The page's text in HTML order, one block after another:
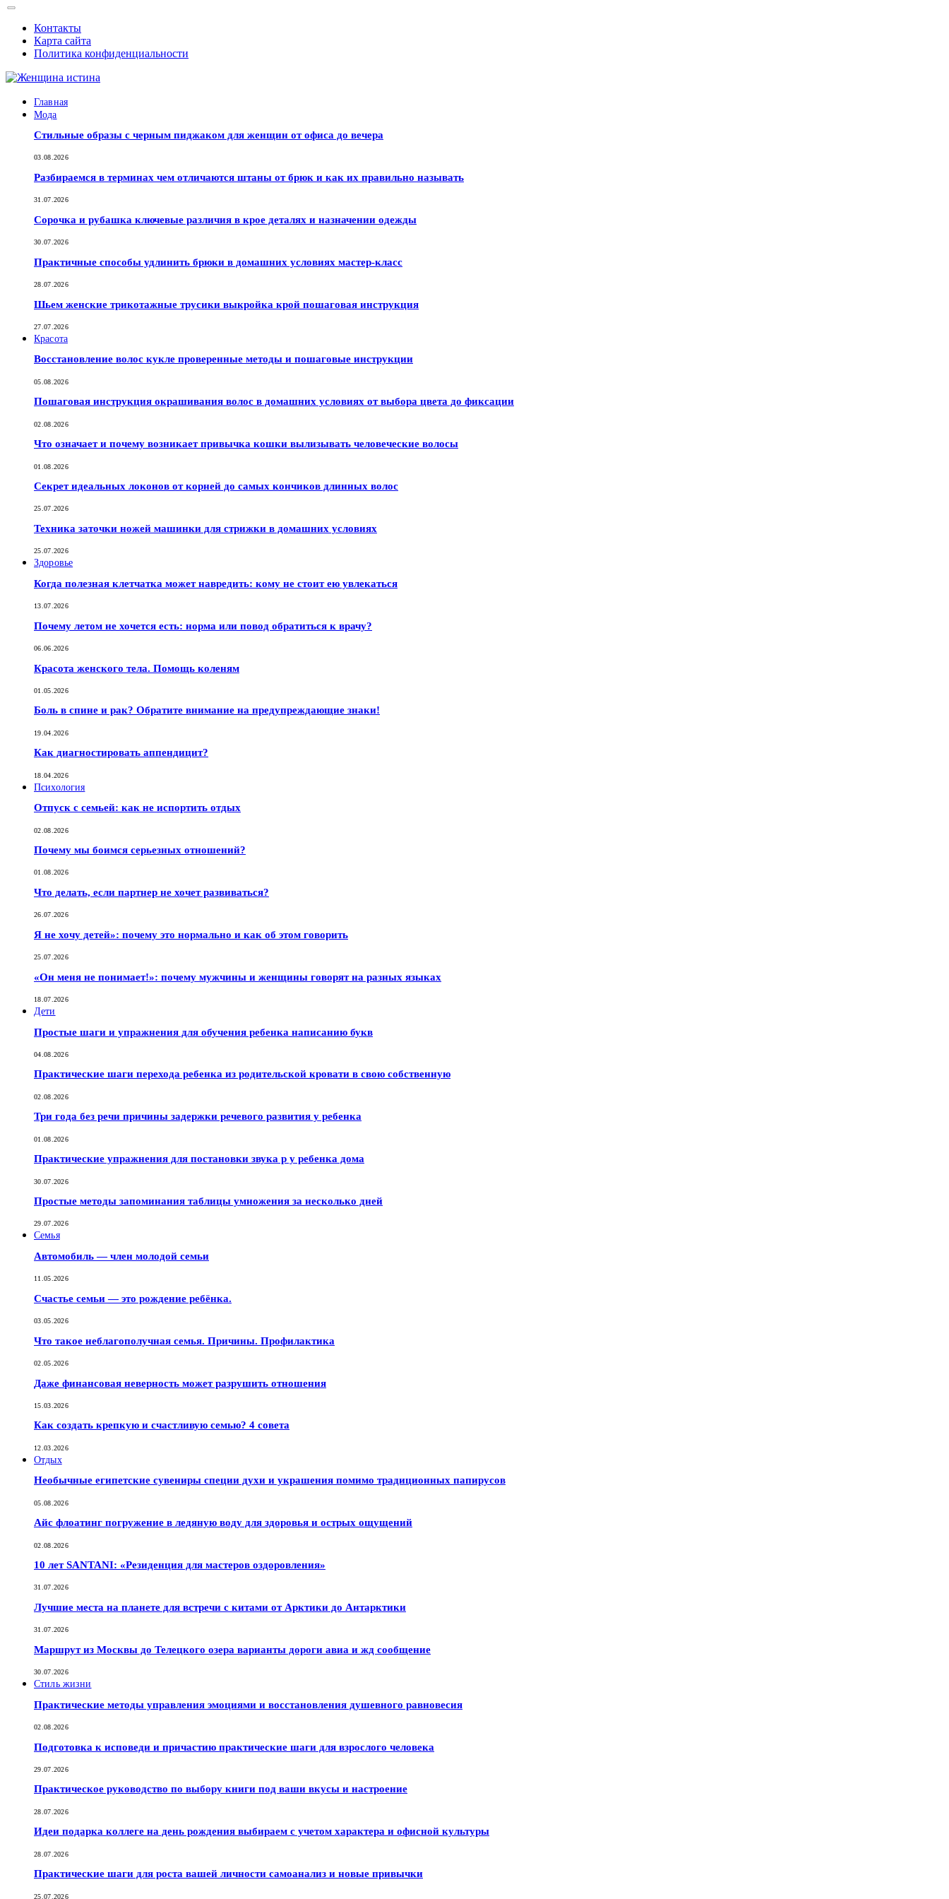
Контакты
Карта сайта
Политика конфиденциальности
Главная
Мода
Стильные образы с черным пиджаком для женщин от офиса до вечера
03.08.2026
Разбираемся в терминах чем отличаются штаны от брюк и как их правильно называть
31.07.2026
Сорочка и рубашка ключевые различия в крое деталях и назначении одежды
30.07.2026
Практичные способы удлинить брюки в домашних условиях мастер-класс
28.07.2026
Шьем женские трикотажные трусики выкройка крой пошаговая инструкция
27.07.2026
Красота
Восстановление волос кукле проверенные методы и пошаговые инструкции
05.08.2026
Пошаговая инструкция окрашивания волос в домашних условиях от выбора цвета до фиксации
02.08.2026
Что означает и почему возникает привычка кошки вылизывать человеческие волосы
01.08.2026
Секрет идеальных локонов от корней до самых кончиков длинных волос
25.07.2026
Техника заточки ножей машинки для стрижки в домашних условиях
25.07.2026
Здоровье
Когда полезная клетчатка может навредить: кому не стоит ею увлекаться
13.07.2026
Почему летом не хочется есть: норма или повод обратиться к врачу?
06.06.2026
Красота женского тела. Помощь коленям
01.05.2026
Боль в спине и рак? Обратите внимание на предупреждающие знаки!
19.04.2026
Как диагностировать аппендицит?
18.04.2026
Психология
Отпуск с семьей: как не испортить отдых
02.08.2026
Почему мы боимся серьезных отношений?
01.08.2026
Что делать, если партнер не хочет развиваться?
26.07.2026
Я не хочу детей»: почему это нормально и как об этом говорить
25.07.2026
«Он меня не понимает!»: почему мужчины и женщины говорят на разных языках
18.07.2026
Дети
Простые шаги и упражнения для обучения ребенка написанию букв
04.08.2026
Практические шаги перехода ребенка из родительской кровати в свою собственную
02.08.2026
Три года без речи причины задержки речевого развития у ребенка
01.08.2026
Практические упражнения для постановки звука р у ребенка дома
30.07.2026
Простые методы запоминания таблицы умножения за несколько дней
29.07.2026
Семья
Автомобиль — член молодой семьи
11.05.2026
Счастье семьи — это рождение ребёнка.
03.05.2026
Что такое неблагополучная семья. Причины. Профилактика
02.05.2026
Даже финансовая неверность может разрушить отношения
15.03.2026
Как создать крепкую и счастливую семью? 4 совета
12.03.2026
Отдых
Необычные египетские сувениры специи духи и украшения помимо традиционных папирусов
05.08.2026
Айс флоатинг погружение в ледяную воду для здоровья и острых ощущений
02.08.2026
10 лет SANTANI: «Резиденция для мастеров оздоровления»
31.07.2026
Лучшие места на планете для встречи с китами от Арктики до Антарктики
31.07.2026
Маршрут из Москвы до Телецкого озера варианты дороги авиа и жд сообщение
30.07.2026
Стиль жизни
Практические методы управления эмоциями и восстановления душевного равновесия
02.08.2026
Подготовка к исповеди и причастию практические шаги для взрослого человека
29.07.2026
Практическое руководство по выбору книги под ваши вкусы и настроение
28.07.2026
Идеи подарка коллеге на день рождения выбираем с учетом характера и офисной культуры
28.07.2026
Практические шаги для роста вашей личности самоанализ и новые привычки
25.07.2026